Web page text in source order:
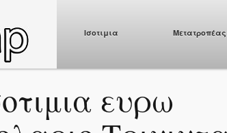
Ισοτιμια
ευρω